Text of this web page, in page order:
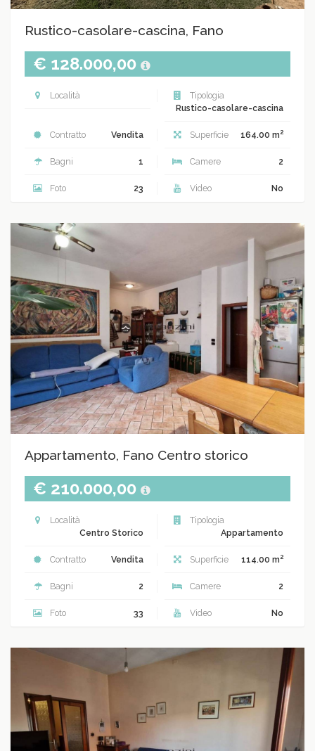
Rustico-casolare-cascina, Fano
€ 128.000,00
Località
Tipologia
Rustico-casolare-cascina
Contratto Vendita Superficie 164.00 m2
Bagni 1 Camere 2
Foto 23 Video No
Appartamento, Fano Centro storico
€ 210.000,00
Località
Centro Storico
Tipologia
Appartamento
Contratto Vendita Superficie 114.00 m2
Bagni 2 Camere 2
Foto 33 Video No